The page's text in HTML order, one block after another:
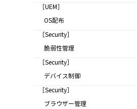
［UEM］
OS配布
［Security］
脆弱性管理
［Security］
デバイス制御
［Security］
ブラウザー管理